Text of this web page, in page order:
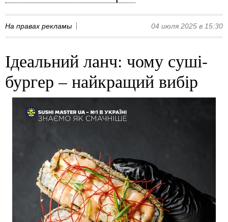
На правах рекламы 04 июля 2025 в 15:30
Ідеальний ланч: чому суші-
бургер – найкращий вибір